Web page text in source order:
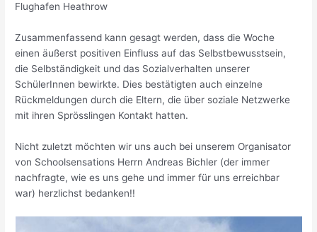
Flughafen Heathrow
Zusammenfassend kann gesagt werden, dass die Woche
einen äußerst positiven Einfluss auf das Selbstbewusstsein,
die Selbständigkeit und das Sozialverhalten unserer
SchülerInnen bewirkte. Dies bestätigten auch einzelne
Rückmeldungen durch die Eltern, die über soziale Netzwerke
mit ihren Sprösslingen Kontakt hatten.
Nicht zuletzt möchten wir uns auch bei unserem Organisator
von Schoolsensations Herrn Andreas Bichler (der immer
nachfragte, wie es uns gehe und immer für uns erreichbar
war) herzlichst bedanken!!